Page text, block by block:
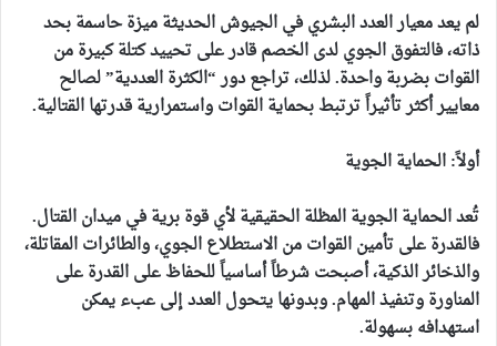
لم يعد معيار العدد البشري في الجيوش الحديثة ميزة حاسمة بحد
ذاته، فالتفوق الجوي لدى الخصم قادر على تحييد كتلة كبيرة من
القوات بضربة واحدة. لذلك، تراجع دور “الكثرة العددية” لصالح
معايير أكثر تأثيراً ترتبط بحماية القوات واستمرارية قدرتها القتالية.
أولاً: الحماية الجوية
تُعد الحماية الجوية المظلة الحقيقية لأي قوة برية في ميدان القتال.
فالقدرة على تأمين القوات من الاستطلاع الجوي، والطائرات المقاتلة،
والذخائر الذكية، أصبحت شرطاً أساسياً للحفاظ على القدرة على
المناورة وتنفيذ المهام. وبدونها يتحول العدد إلى عبء يمكن
استهدافه بسهولة.